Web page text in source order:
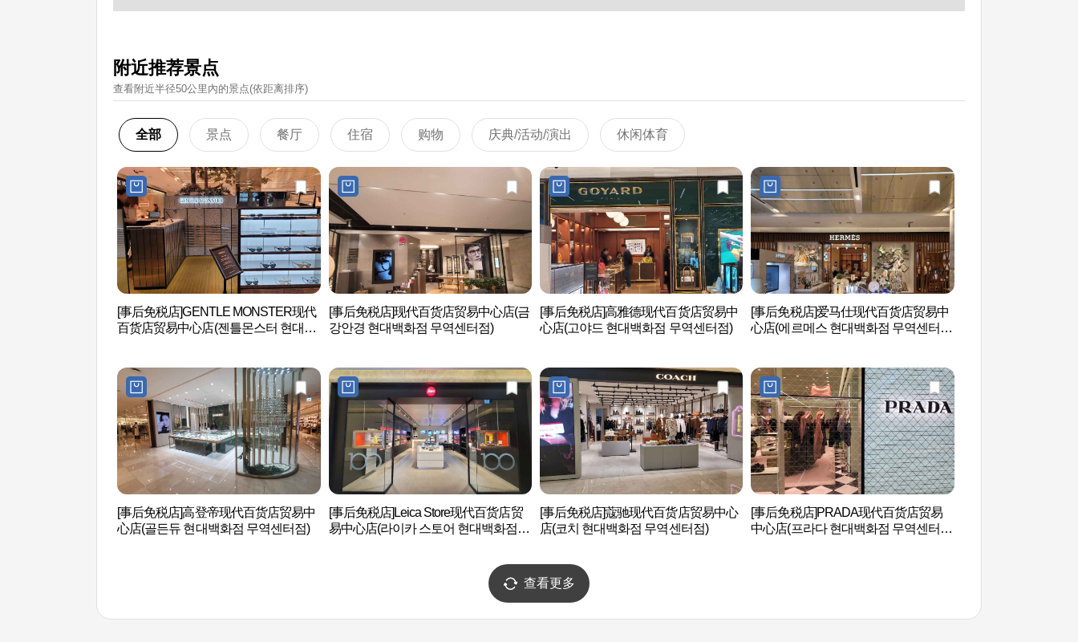
附近推荐景点
查看附近半径50公里內的景点(依距离排序)
全部 景点 餐厅 住宿 购物 庆典/活动/演出 休闲体育
[事后免税店]GENTLE MONSTER现代
百货店贸易中心店(젠틀몬스터 현대백
[事后免税店]现代百货店贸易中心店(금
강안경 현대백화점 무역센터점)
[事后免税店]高雅德现代百货店贸易中
心店(고야드 현대백화점 무역센터점)
[事后免税店]爱马仕现代百货店贸易中
心店(에르메스 현대백화점 무역센터
[事后免税店]高登帝现代百货店贸易中
心店(골든듀 현대백화점 무역센터점)
[事后免税店]Leica Store现代百货店贸
易中心店(라이카 스토어 현대백화점
[事后免税店]蔻驰现代百货店贸易中心
店(코치 현대백화점 무역센터점)
[事后免税店]PRADA现代百货店贸易
中心店(프라다 현대백화점 무역센터
查看更多